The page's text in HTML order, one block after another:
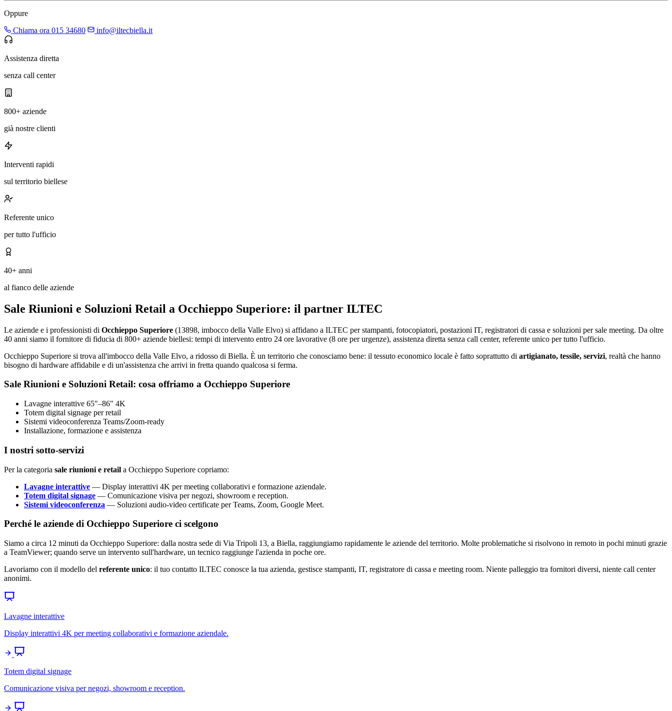
Oppure
Chiama ora 015 34680
info@iltecbiella.it
Assistenza diretta
senza call center
800+ aziende
già nostre clienti
Interventi rapidi
sul territorio biellese
Referente unico
per tutto l'ufficio
40+ anni
al fianco delle aziende
Sale Riunioni e Soluzioni Retail a Occhieppo Superiore: il partner ILTEC
Le aziende e i professionisti di Occhieppo Superiore (13898, imbocco della Valle Elvo) si affidano a ILTEC per stampanti, fotocopiatori, postazioni IT, registratori di cassa e soluzioni per sale meeting. Da oltre
40 anni siamo il fornitore di fiducia di 800+ aziende biellesi: tempi di intervento entro 24 ore lavorative (8 ore per urgenze), assistenza diretta senza call center, referente unico per tutto l'ufficio.
Occhieppo Superiore si trova all'imbocco della Valle Elvo, a ridosso di Biella. È un territorio che conosciamo bene: il tessuto economico locale è fatto soprattutto di artigianato, tessile, servizi, realtà che hanno
bisogno di hardware affidabile e di un'assistenza che arrivi in fretta quando qualcosa si ferma.
Sale Riunioni e Soluzioni Retail: cosa offriamo a Occhieppo Superiore
Lavagne interattive 65"–86" 4K
Totem digital signage per retail
Sistemi videoconferenza Teams/Zoom-ready
Installazione, formazione e assistenza
I nostri sotto-servizi
Per la categoria sale riunioni e retail a Occhieppo Superiore copriamo:
Lavagne interattive — Display interattivi 4K per meeting collaborativi e formazione aziendale.
Totem digital signage — Comunicazione visiva per negozi, showroom e reception.
Sistemi videoconferenza — Soluzioni audio-video certificate per Teams, Zoom, Google Meet.
Perché le aziende di Occhieppo Superiore ci scelgono
Siamo a circa 12 minuti da Occhieppo Superiore: dalla nostra sede di Via Tripoli 13, a Biella, raggiungiamo rapidamente le aziende del territorio. Molte problematiche si risolvono in remoto in pochi minuti grazie
a TeamViewer; quando serve un intervento sull'hardware, un tecnico raggiunge l'azienda in poche ore.
Lavoriamo con il modello del referente unico: il tuo contatto ILTEC conosce la tua azienda, gestisce stampanti, IT, registratore di cassa e meeting room. Niente palleggio tra fornitori diversi, niente call center
anonimi.
Lavagne interattive
Display interattivi 4K per meeting collaborativi e formazione aziendale.
Totem digital signage
Comunicazione visiva per negozi, showroom e reception.